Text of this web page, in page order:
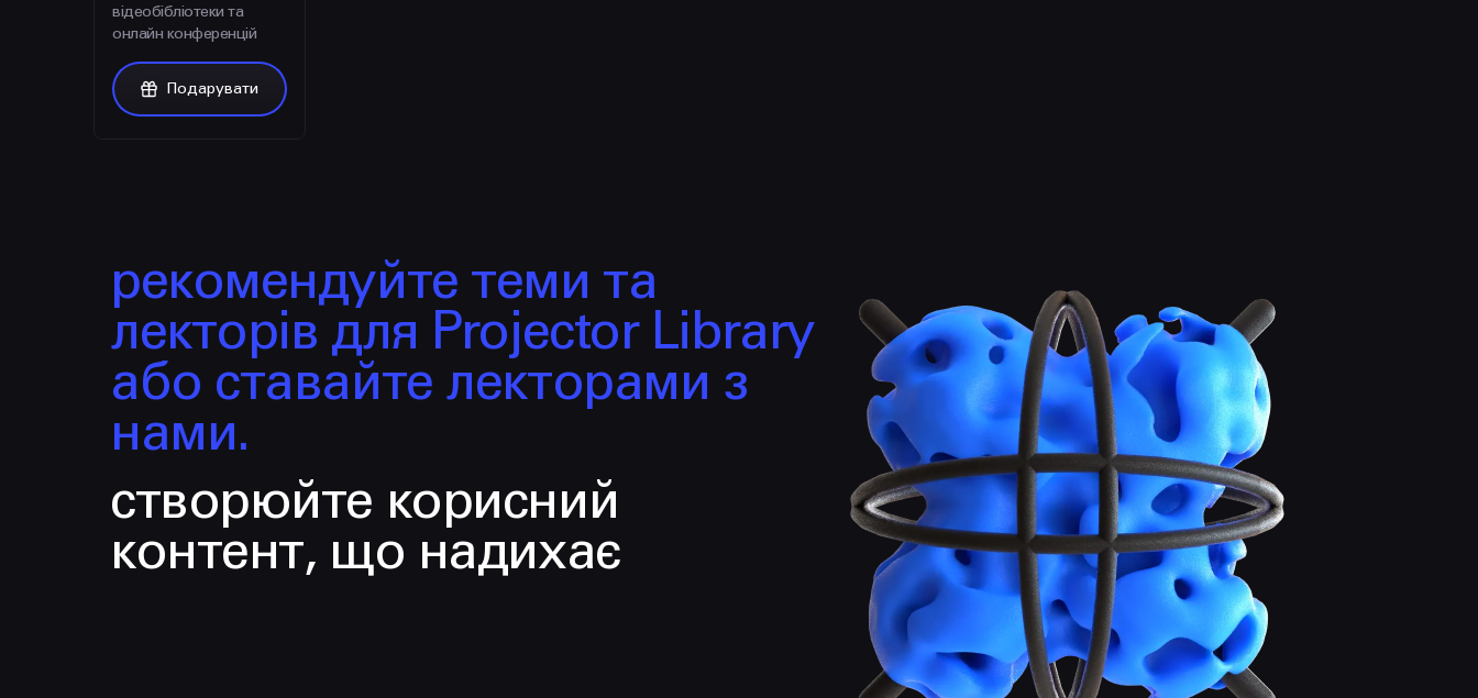
відеобібліотеки та
онлайн конференцій
Подарувати
рекомендуйте теми та
лекторів для Projector Library
або ставайте лекторами з
нами.
створюйте корисний
контент, що надихає